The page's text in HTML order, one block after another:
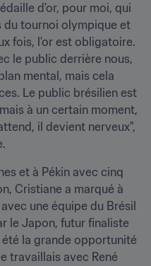
d'or, pour moi, qui
du tournoi olympique et
fois, l'or est obligatoire.
le public derrière nous,
mental, mais cela
Le public brésilien est
à un certain moment,
il devient nerveux",
et à Pékin avec cinq
Cristiane a marqué à
une équipe du Brésil
le Japon, futur finaliste
la grande opportunité
travaillais avec René